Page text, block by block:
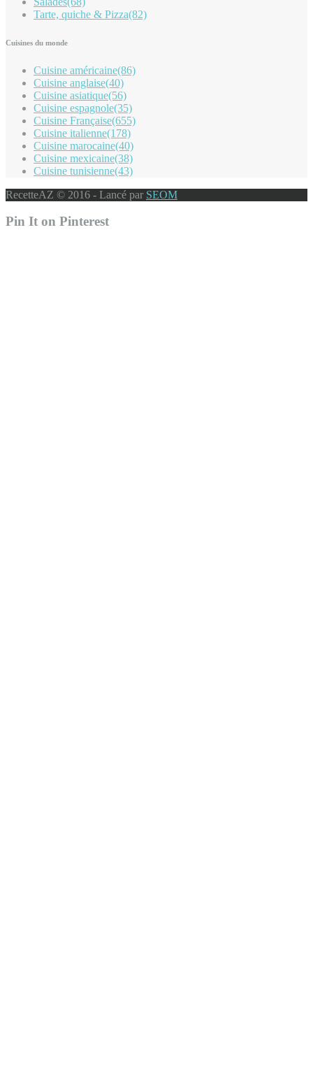
Tarte, quiche & Pizza(82)
Cuisines du monde
Cuisine américaine(86)
Cuisine anglaise(40)
Cuisine asiatique(56)
Cuisine espagnole(35)
Cuisine Française(655)
Cuisine italienne(178)
Cuisine marocaine(40)
Cuisine mexicaine(38)
Cuisine tunisienne(43)
RecetteAZ © 2016 - Lancé par SEOM
Pin It on Pinterest